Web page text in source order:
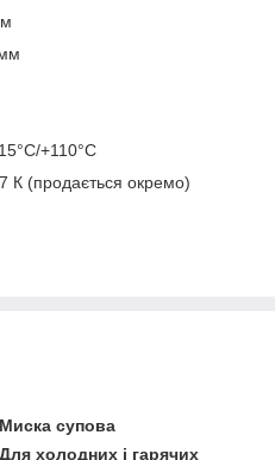
+110°C
К (продається окремо)
Миска супова
Для холодних і гарячих